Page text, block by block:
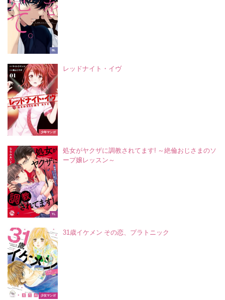
BL
少年マンガ
レッドナイト・イヴ
TL
処女がヤクザに調教されてます! ～絶倫おじさまのソ
ープ嬢レッスン～
少女マンガ
31歳イケメン その恋、プラトニック